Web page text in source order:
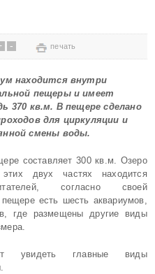
- печать
находится внутри
пещеры и имеет
370 кв.м. В пещере сделано
для циркуляции и
смены воды.
составляет 300 кв.м. Озеро
двух частях находится
согласно своей
есть шесть аквариумов,
где размещены другие виды
увидеть главные виды